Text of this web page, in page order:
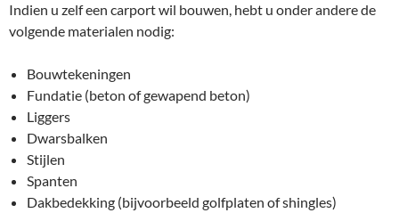
Indien u zelf een carport wil bouwen, hebt u onder andere de
volgende materialen nodig:
Bouwtekeningen
Fundatie (beton of gewapend beton)
Liggers
Dwarsbalken
Stijlen
Spanten
Dakbedekking (bijvoorbeeld golfplaten of shingles)